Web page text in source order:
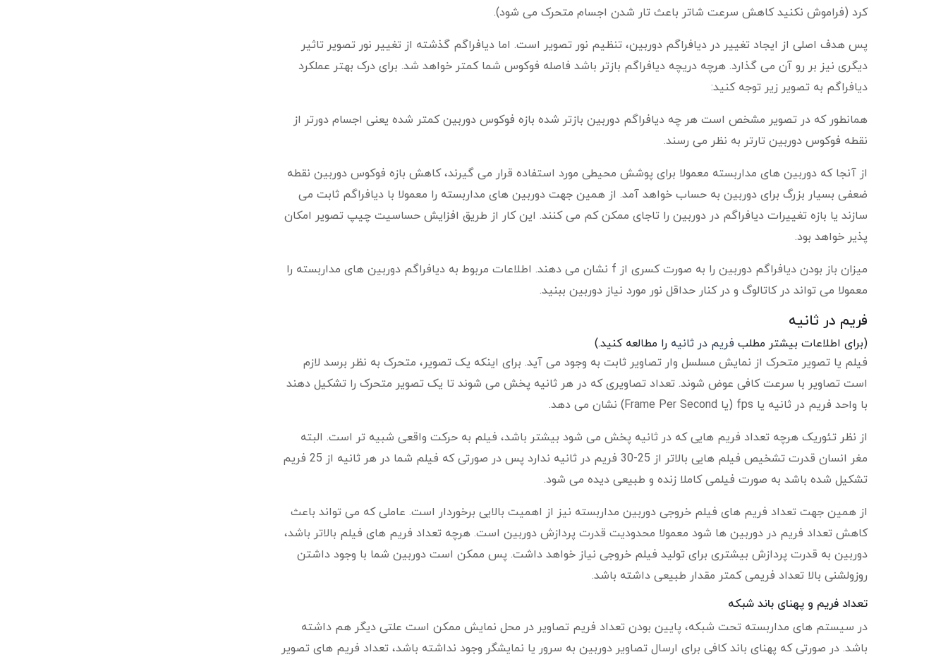
کرد (فراموش نکنید کاهش سرعت شاتر باعث تار شدن اجسام متحرک می شود).
پس هدف اصلی از ایجاد تغییر در دیافراگم دوربین، تنظیم نور تصویر است. اما دیافراگم گذشته از تغییر نور تصویر تاثیر
دیگری نیز بر رو آن می گذارد. هرچه دریچه دیافراگم بازتر باشد فاصله فوکوس شما کمتر خواهد شد. برای درک بهتر عملکرد
دیافراگم به تصویر زیر توجه کنید:
همانطور که در تصویر مشخص است هر چه دیافراگم دوربین بازتر شده بازه فوکوس دوربین کمتر شده یعنی اجسام دورتر از
نقطه فوکوس دوربین تارتر به نظر می رسند.
از آنجا که دوربین های مداربسته معمولا برای پوشش محیطی مورد استفاده قرار می گیرند، کاهش بازه فوکوس دوربین نقطه
ضعفی بسیار بزرگ برای دوربین به حساب خواهد آمد. از همین جهت دوربین های مداربسته را معمولا با دیافراگم ثابت می
سازند یا بازه تغییرات دیافراگم در دوربین را تاجای ممکن کم می کنند. این کار از طریق افزایش حساسیت چیپ تصویر امکان
پذیر خواهد بود.
میزان باز بودن دیافراگم دوربین را به صورت کسری از f نشان می دهند. اطلاعات مربوط به دیافراگم دوربین های مداربسته را
معمولا می تواند در کاتالوگ و در کنار حداقل نور مورد نیاز دوربین ببنید.
فریم در ثانیه
(برای اطلاعات بیشتر مطلب فریم در ثانیه را مطالعه کنید.)
فیلم یا تصویر متحرک از نمایش مسلسل وار تصاویر ثابت به وجود می آید. برای اینکه یک تصویر، متحرک به نظر برسد لازم
است تصاویر با سرعت کافی عوض شوند. تعداد تصاویری که در هر ثانیه پخش می شوند تا یک تصویر متحرک را تشکیل دهند
با واحد فریم در ثانیه یا fps (یا Frame Per Second) نشان می دهد.
از نظر تئوریک هرچه تعداد فریم هایی که در ثانیه پخش می شود بیشتر باشد، فیلم به حرکت واقعی شبیه تر است. البته
مغر انسان قدرت تشخیص فیلم هایی بالاتر از 25-30 فریم در ثانیه ندارد پس در صورتی که فیلم شما در هر ثانیه از 25 فریم
تشکیل شده باشد به صورت فیلمی کاملا زنده و طبیعی دیده می شود.
از همین جهت تعداد فریم های فیلم خروجی دوربین مداربسته نیز از اهمیت بالایی برخوردار است. عاملی که می تواند باعث
کاهش تعداد فریم در دوربین ها شود معمولا محدودیت قدرت پردازش دوربین است. هرچه تعداد فریم های فیلم بالاتر باشد،
دوربین به قدرت پردازش بیشتری برای تولید فیلم خروجی نیاز خواهد داشت. پس ممکن است دوربین شما با وجود داشتن
روزولشنی بالا تعداد فریمی کمتر مقدار طبیعی داشته باشد.
تعداد فریم و پهنای باند شبکه
در سیستم های مداربسته تحت شبکه، پایین بودن تعداد فریم تصاویر در محل نمایش ممکن است علتی دیگر هم داشته
باشد. در صورتی که پهنای باند کافی برای ارسال تصاویر دوربین به سرور یا نمایشگر وجود نداشته باشد، تعداد فریم های تصویر